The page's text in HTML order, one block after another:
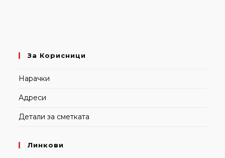
За Корисници
Нарачки
Адреси
Детали за сметката
Линкови